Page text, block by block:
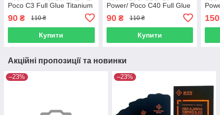
Poco C3 Full Glue Titanium
90 ₴ 110 ₴
Купити
Power/ Poco C40 Full Glue
Titanium (0.3 мм, чорне)
Люкс
90₴ 110 ₴
Купити
150
Акційні пропозиції та новинки
–23% –23%